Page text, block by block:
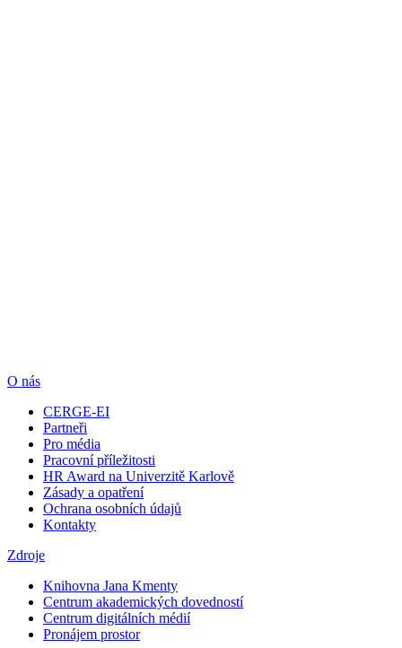
O nás
CERGE-EI
Partneři
Pro média
Pracovní příležitosti
HR Award na Univerzitě Karlově
Zásady a opatření
Ochrana osobních údajů
Kontakty
Zdroje
Knihovna Jana Kmenty
Centrum akademických dovedností
Centrum digitálních médií
Pronájem prostor